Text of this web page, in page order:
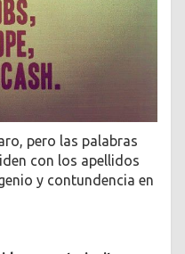
pero las palabras
con los apellidos
y contundencia en